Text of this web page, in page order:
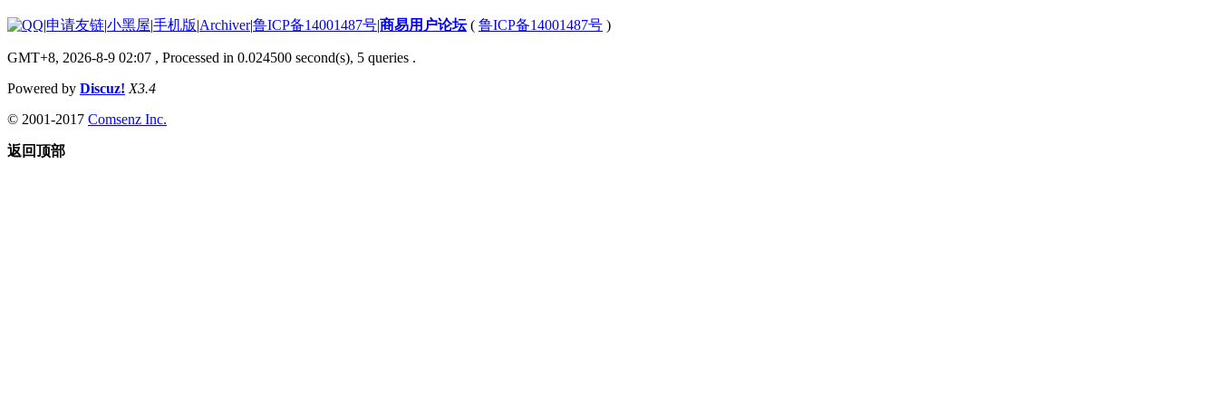
|申请友链|小黑屋|手机版|Archiver|鲁ICP备14001487号|商易用户论坛( 鲁ICP备14001487号 )
GMT+8, 2026-8-9 02:07 , Processed in 0.024500 second(s), 5 queries .
Powered by Discuz! X3.4
© 2001-2017 Comsenz Inc.
返回顶部